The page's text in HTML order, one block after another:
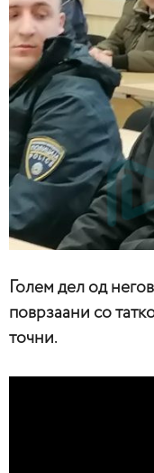
Голем дел од
поврзаани со
точни.